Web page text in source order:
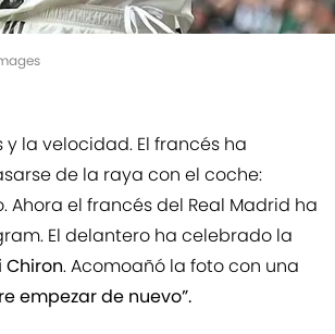
la velocidad. El francés ha
de la raya con el coche:
el francés del Real Madrid ha
El delantero ha celebrado la
. Acomoañó la foto con una
empezar de nuevo”.